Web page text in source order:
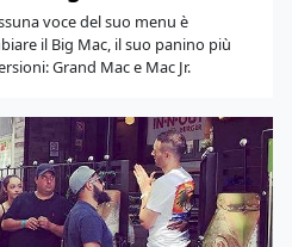
voce del suo menu è
il Big Mac, il suo panino più
Grand Mac e Mac Jr.